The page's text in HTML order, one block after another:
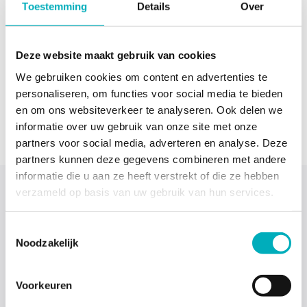
Toestemming Details Over
Deze website maakt gebruik van cookies
We gebruiken cookies om content en advertenties te
personaliseren, om functies voor social media te bieden
en om ons websiteverkeer te analyseren. Ook delen we
informatie over uw gebruik van onze site met onze
partners voor social media, adverteren en analyse. Deze
partners kunnen deze gegevens combineren met andere
informatie die u aan ze heeft verstrekt of die ze hebben
verzameld op basis van uw gebruik van hun services.
Noodzakelijk
Voorkeuren
worden dezelfde dag verstuurd
Ook voor eventuele spoedleveringen.
Door de enorme drukte bij de vervoerders dien je wel
rekening te houden met een mogelijke vertraagde
bezorging van 1 tot 2 werkdagen extra.
Verzending
Wij verzenden met PostNL. PostNL is een betrouwbare
toegepast. Zij volgen daarbij de algemene richtlijnen en